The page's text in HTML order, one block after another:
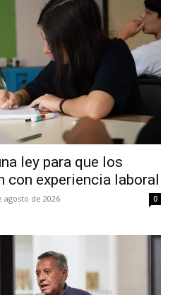
ley para que los
con experiencia laboral
agosto de 2026 0